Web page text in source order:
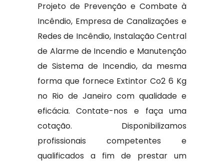
Projeto de Prevenção e Combate à
Incêndio, Empresa de Canalizações e
Redes de Incêndio, Instalação Central
de Alarme de Incendio e Manutenção
de Sistema de Incendio, da mesma
forma que fornece Extintor Co2 6 Kg
no Rio de Janeiro com qualidade e
eficácia. Contate-nos e faça uma
cotação. Disponibilizamos
profissionais competentes e
qualificados a fim de prestar um